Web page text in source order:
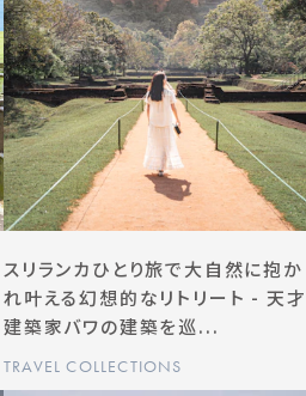
スリランカひとり旅で大自然に抱か
れ叶える幻想的なリトリート - 天才
建築家バワの建築を巡...
TRAVEL COLLECTIONS